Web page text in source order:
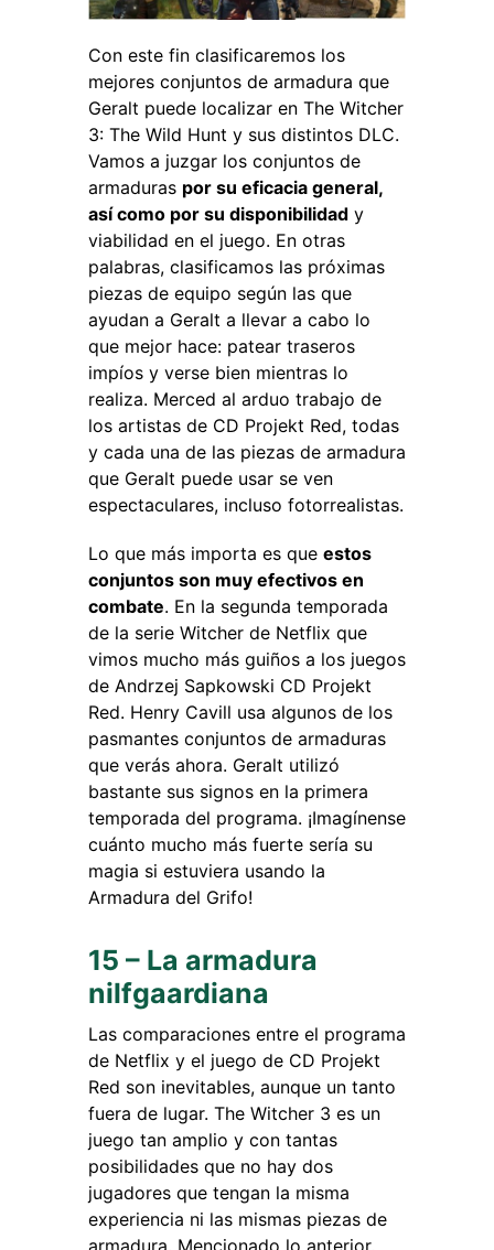
Con este fin clasificaremos los
mejores conjuntos de armadura que
Geralt puede localizar en The Witcher
3: The Wild Hunt y sus distintos DLC.
Vamos a juzgar los conjuntos de
armaduras por su eficacia general,
así como por su disponibilidad y
viabilidad en el juego. En otras
palabras, clasificamos las próximas
piezas de equipo según las que
ayudan a Geralt a llevar a cabo lo
que mejor hace: patear traseros
impíos y verse bien mientras lo
realiza. Merced al arduo trabajo de
los artistas de CD Projekt Red, todas
y cada una de las piezas de armadura
que Geralt puede usar se ven
espectaculares, incluso fotorrealistas.
Lo que más importa es que estos
conjuntos son muy efectivos en
combate. En la segunda temporada
de la serie Witcher de Netflix que
vimos mucho más guiños a los juegos
de Andrzej Sapkowski CD Projekt
Red. Henry Cavill usa algunos de los
pasmantes conjuntos de armaduras
que verás ahora. Geralt utilizó
bastante sus signos en la primera
temporada del programa. ¡Imagínense
cuánto mucho más fuerte sería su
magia si estuviera usando la
Armadura del Grifo!
15 – La armadura
nilfgaardiana
Las comparaciones entre el programa
de Netflix y el juego de CD Projekt
Red son inevitables, aunque un tanto
fuera de lugar. The Witcher 3 es un
juego tan amplio y con tantas
posibilidades que no hay dos
jugadores que tengan la misma
experiencia ni las mismas piezas de
armadura. Mencionado lo anterior,